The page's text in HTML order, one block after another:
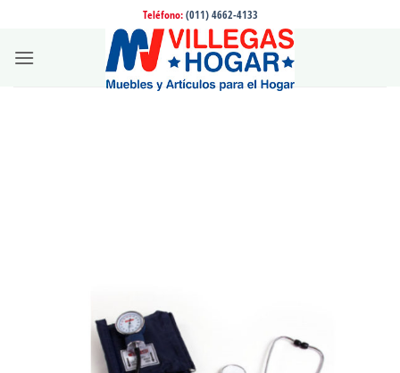
contenido
Teléfono: (011) 4662-4133